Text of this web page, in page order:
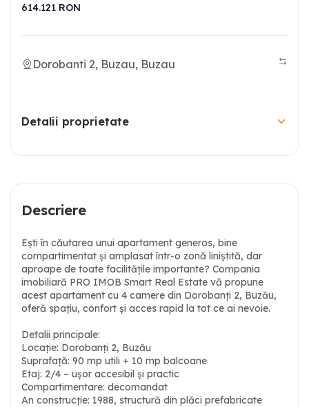
614.121 RON
Dorobanti 2, Buzau, Buzau
Detalii proprietate
Descriere
Ești în căutarea unui apartament generos, bine
compartimentat și amplasat într-o zonă liniștită, dar
aproape de toate facilitățile importante? Compania
imobiliară PRO IMOB Smart Real Estate vă propune
acest apartament cu 4 camere din Dorobanți 2, Buzău,
oferă spațiu, confort și acces rapid la tot ce ai nevoie.
Detalii principale:
Locație: Dorobanți 2, Buzău
Suprafață: 90 mp utili + 10 mp balcoane
Etaj: 2/4 – ușor accesibil și practic
Compartimentare: decomandat
An construcție: 1988, structură din plăci prefabricate